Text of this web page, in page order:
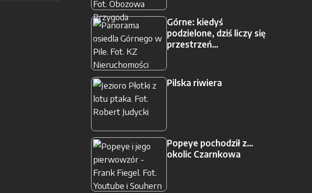
Górne: kiedyś
podzielone, dziś liczy się
przestrzeń…
Pilska riwiera
Popeye pochodził z…
okolic Czarnkowa